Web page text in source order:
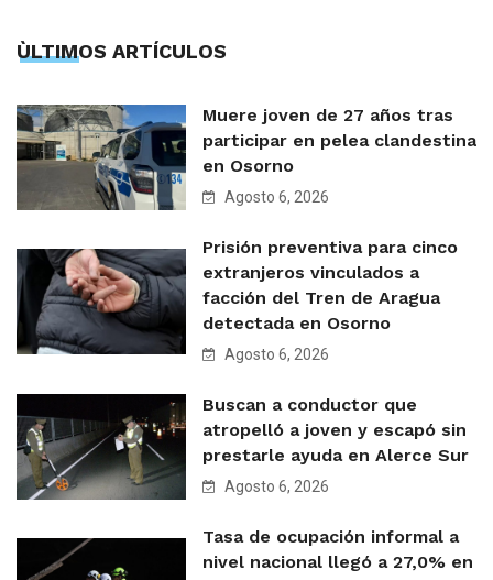
ÙLTIMOS ARTÍCULOS
Muere joven de 27 años tras
participar en pelea clandestina
en Osorno
Agosto 6, 2026
Prisión preventiva para cinco
extranjeros vinculados a
facción del Tren de Aragua
detectada en Osorno
Agosto 6, 2026
Buscan a conductor que
atropelló a joven y escapó sin
prestarle ayuda en Alerce Sur
Agosto 6, 2026
Tasa de ocupación informal a
nivel nacional llegó a 27,0% en